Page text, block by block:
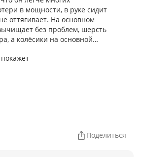
в мощности, в руке сидит
оттягивает. На основном
без проблем, шерсть
а колёсики на основной
Поделиться